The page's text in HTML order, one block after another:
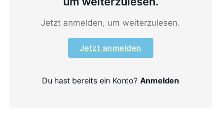
Jetzt anmelden, um weiterzulesen.
Jetzt anmelden
Du hast bereits ein Konto? Anmelden